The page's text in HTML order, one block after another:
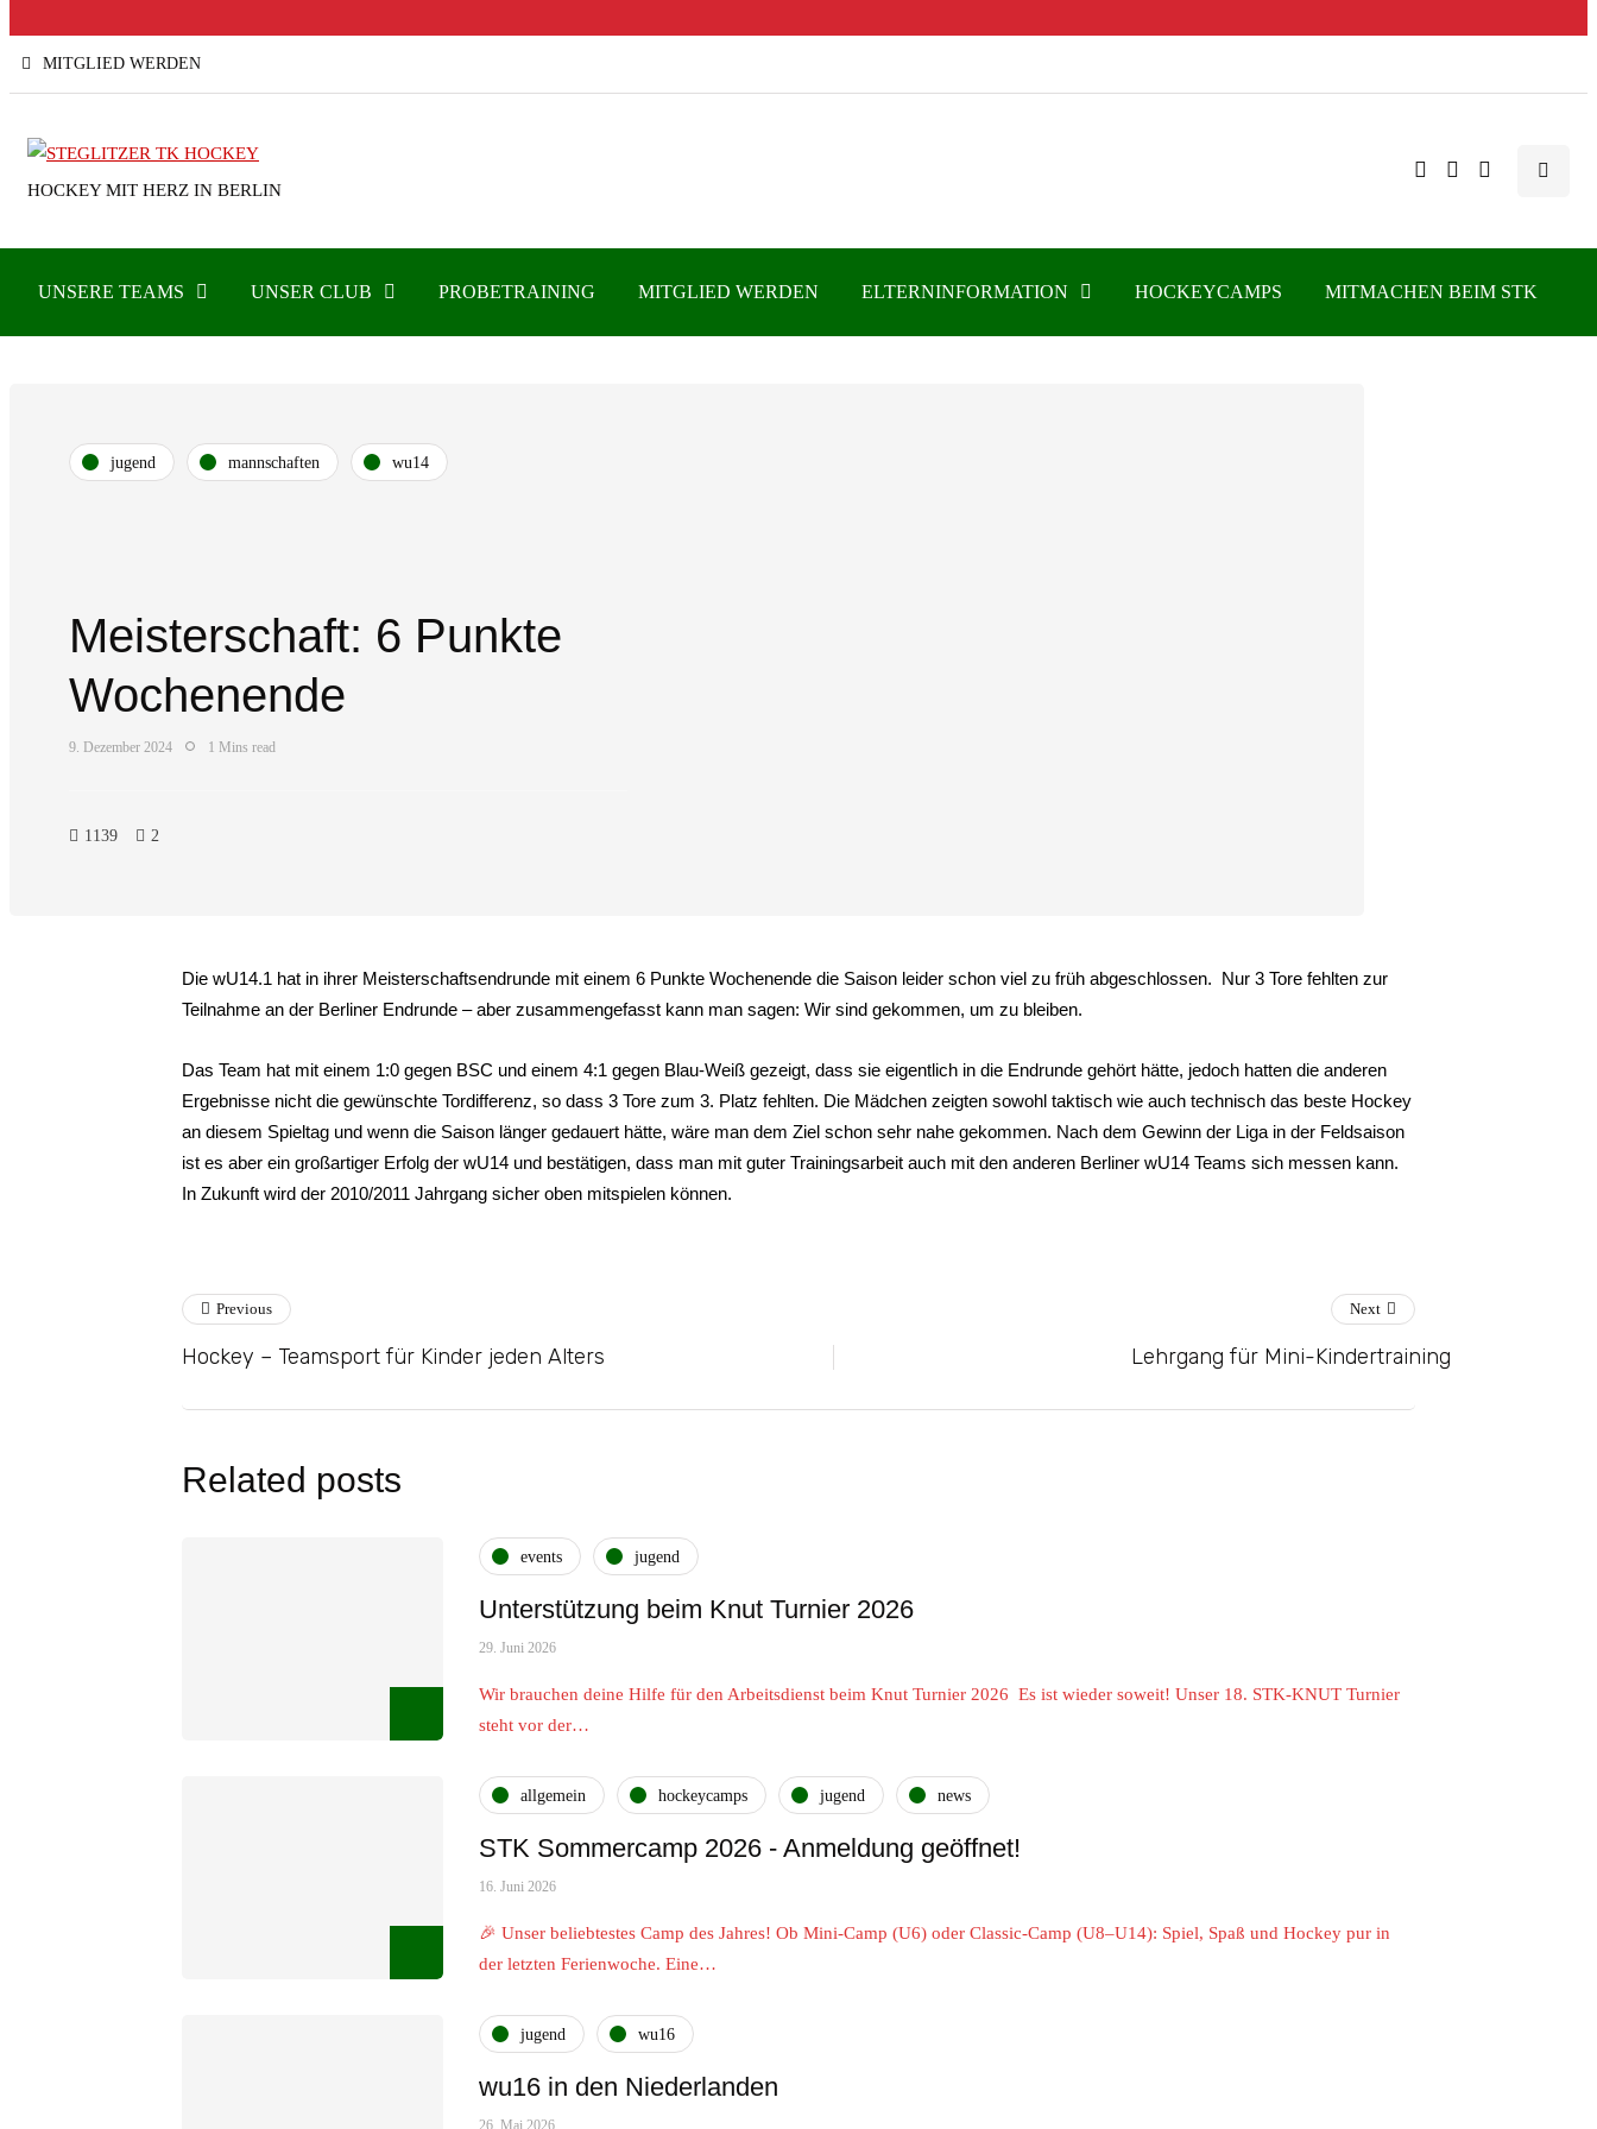
MITGLIED WERDEN
HOCKEY MIT HERZ IN BERLIN
UNSERE TEAMS UNSER CLUB PROBETRAINING MITGLIED WERDEN ELTERNINFORMATION HOCKEYCAMPS MITMACHEN BEIM STK
jugend mannschaften wu14
Meisterschaft: 6 Punkte
Wochenende
9. Dezember 2024 1 Mins read
1139 2
Die wU14.1 hat in ihrer Meisterschaftsendrunde mit einem 6 Punkte Wochenende die Saison leider schon viel zu früh abgeschlossen. Nur 3 Tore fehlten zur
Teilnahme an der Berliner Endrunde – aber zusammengefasst kann man sagen: Wir sind gekommen, um zu bleiben.
Das Team hat mit einem 1:0 gegen BSC und einem 4:1 gegen Blau-Weiß gezeigt, dass sie eigentlich in die Endrunde gehört hätte, jedoch hatten die anderen
Ergebnisse nicht die gewünschte Tordifferenz, so dass 3 Tore zum 3. Platz fehlten. Die Mädchen zeigten sowohl taktisch wie auch technisch das beste Hockey
an diesem Spieltag und wenn die Saison länger gedauert hätte, wäre man dem Ziel schon sehr nahe gekommen. Nach dem Gewinn der Liga in der Feldsaison
ist es aber ein großartiger Erfolg der wU14 und bestätigen, dass man mit guter Trainingsarbeit auch mit den anderen Berliner wU14 Teams sich messen kann.
In Zukunft wird der 2010/2011 Jahrgang sicher oben mitspielen können.
Previous
Hockey – Teamsport für Kinder jeden Alters
Next
Lehrgang für Mini-Kindertraining
Related posts
events jugend
Unterstützung beim Knut Turnier 2026
29. Juni 2026
Wir brauchen deine Hilfe für den Arbeitsdienst beim Knut Turnier 2026 Es ist wieder soweit! Unser 18. STK-KNUT Turnier
steht vor der…
allgemein hockeycamps jugend news
STK Sommercamp 2026 - Anmeldung geöffnet!
16. Juni 2026
🎉 Unser beliebtestes Camp des Jahres! Ob Mini-Camp (U6) oder Classic-Camp (U8–U14): Spiel, Spaß und Hockey pur in
der letzten Ferienwoche. Eine…
jugend wu16
wu16 in den Niederlanden
26. Mai 2026